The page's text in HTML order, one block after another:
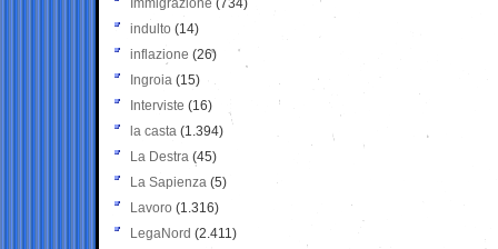
Immigrazione (734)
indulto (14)
inflazione (26)
Ingroia (15)
Interviste (16)
la casta (1.394)
La Destra (45)
La Sapienza (5)
Lavoro (1.316)
LegaNord (2.411)